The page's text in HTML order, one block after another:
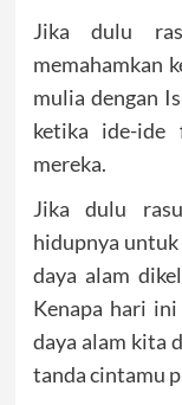
Jika dulu
memahamkan
mulia dengan
ketika ide-ide
mereka.
Jika dulu
hidupnya
daya alam
Kenapa hari
daya alam kita
tanda cintamu